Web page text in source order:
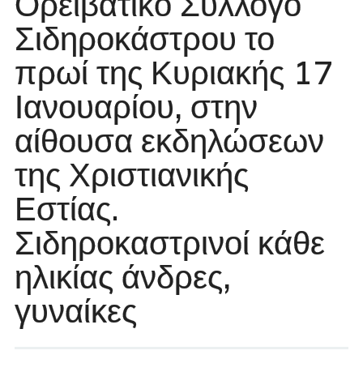
Σιδηροκάστρου το
πρωί της Κυριακής 17
Ιανουαρίου, στην
αίθουσα εκδηλώσεων
της Χριστιανικής
Εστίας.
Σιδηροκαστρινοί κάθε
ηλικίας άνδρες,
γυναίκες